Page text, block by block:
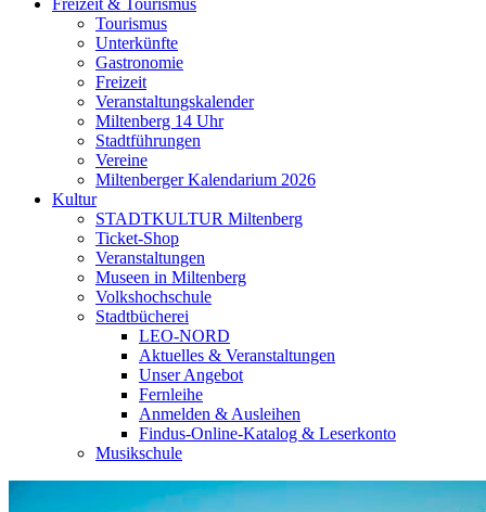
Freizeit & Tourismus
Tourismus
Unterkünfte
Gastronomie
Freizeit
Veranstaltungskalender
Miltenberg 14 Uhr
Stadtführungen
Vereine
Miltenberger Kalendarium 2026
Kultur
STADTKULTUR Miltenberg
Ticket-Shop
Veranstaltungen
Museen in Miltenberg
Volkshochschule
Stadtbücherei
LEO-NORD
Aktuelles & Veranstaltungen
Unser Angebot
Fernleihe
Anmelden & Ausleihen
Findus-Online-Katalog & Leserkonto
Musikschule